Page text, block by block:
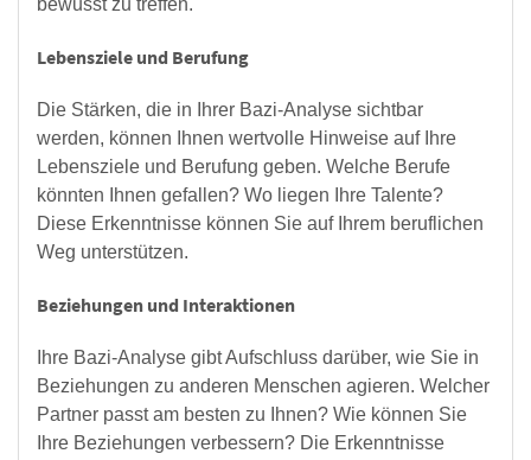
bewusst zu treffen.
Lebensziele und Berufung
Die Stärken, die in Ihrer Bazi-Analyse sichtbar
werden, können Ihnen wertvolle Hinweise auf Ihre
Lebensziele und Berufung geben. Welche Berufe
könnten Ihnen gefallen? Wo liegen Ihre Talente?
Diese Erkenntnisse können Sie auf Ihrem beruflichen
Weg unterstützen.
Beziehungen und Interaktionen
Ihre Bazi-Analyse gibt Aufschluss darüber, wie Sie in
Beziehungen zu anderen Menschen agieren. Welcher
Partner passt am besten zu Ihnen? Wie können Sie
Ihre Beziehungen verbessern? Die Erkenntnisse